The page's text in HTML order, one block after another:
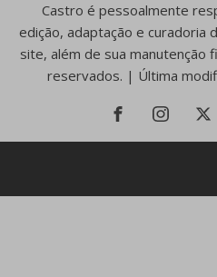
Castro é pessoalmente
edição, adaptação e
site, além de sua manutenção
reservados. | Última